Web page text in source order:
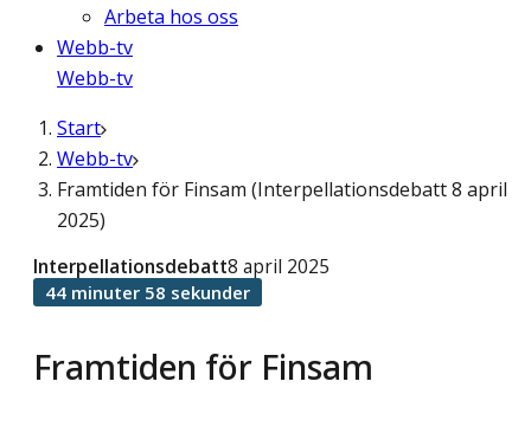
Arbeta hos oss
Webb-tv
Webb-tv
Start
Webb-tv
Framtiden för Finsam (Interpellationsdebatt 8 april
2025)
Framtiden för Finsam
Interpellationsdebatt8 april 2025
44 minuter 58 sekunder